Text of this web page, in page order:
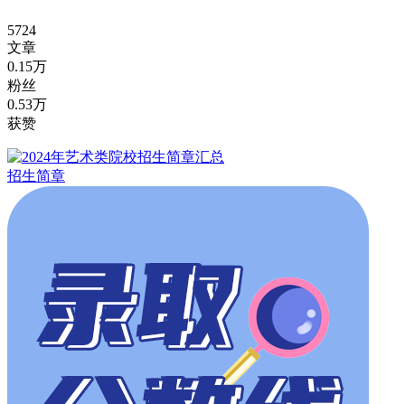
5724
文章
0.15万
粉丝
0.53万
获赞
招生简章